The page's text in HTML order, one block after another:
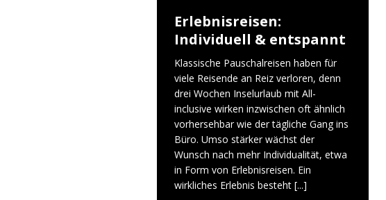
Erlebnisreisen:
Individuell & entspannt
Klassische Pauschalreisen haben für
viele Reisende an Reiz verloren, denn
drei Wochen Inselurlaub mit All-
inclusive wirken inzwischen oft ähnlich
vorhersehbar wie der tägliche Gang ins
Büro. Umso stärker wächst der
Wunsch nach mehr Individualität, etwa
in Form von Erlebnisreisen. Ein
wirkliches Erlebnis besteht [...]